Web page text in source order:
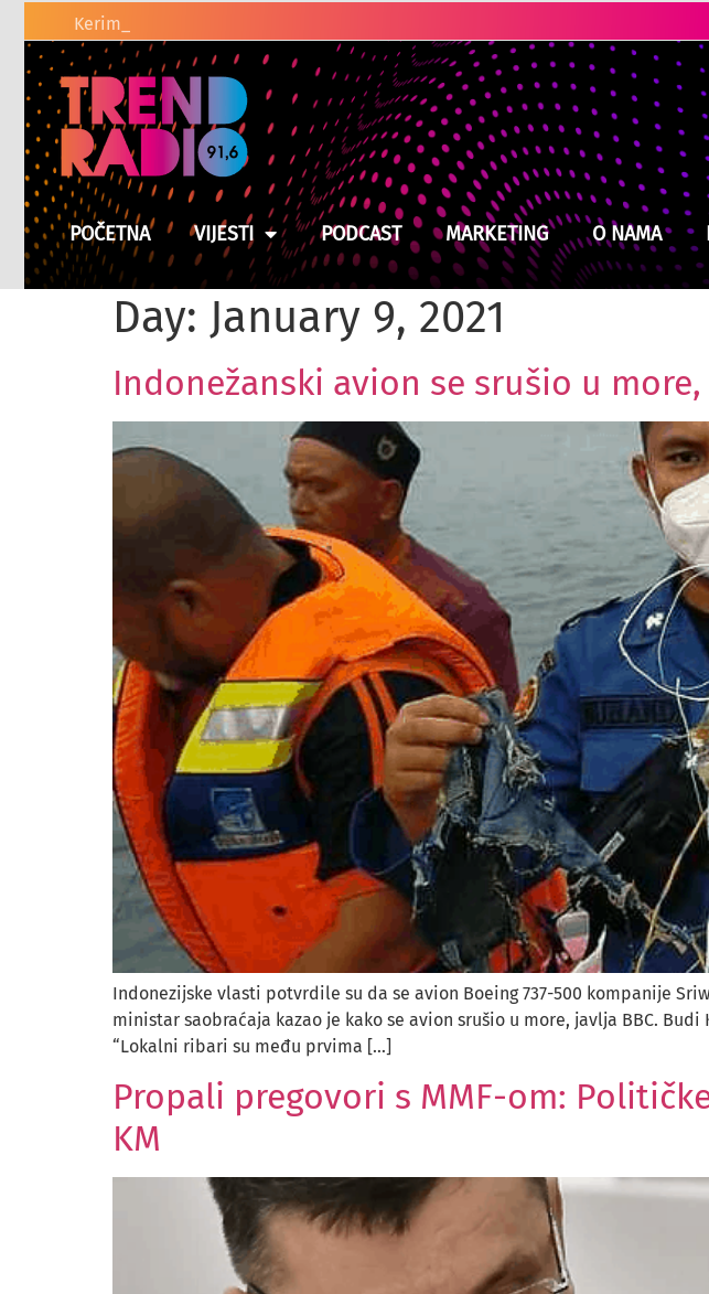
Suša prži usjeve u BiH, moguće poskupljenje hrane
POČETNA VIJESTI PODCAST MARKETING O NAMA
Day: January 9, 2021
Indonežanski avion se srušio u
Indonezijske vlasti potvrdile su da se avion Boeing 737-500 kompanije
ministar saobraćaja kazao je kako se avion srušio u more, javlja BBC.
“Lokalni ribari su među prvima […]
Propali pregovori s MMF-om:
KM